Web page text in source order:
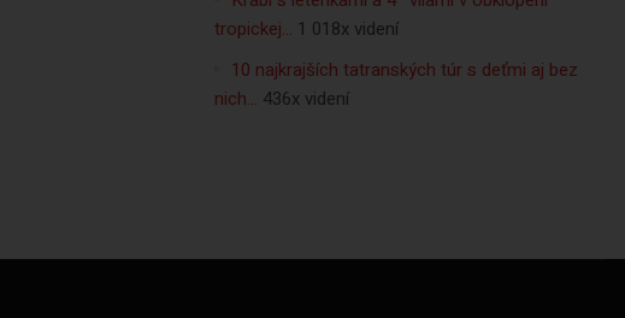
tropickej… 1 018x videní
10 najkrajších tatranských túr s deťmi aj bez
nich… 436x videní